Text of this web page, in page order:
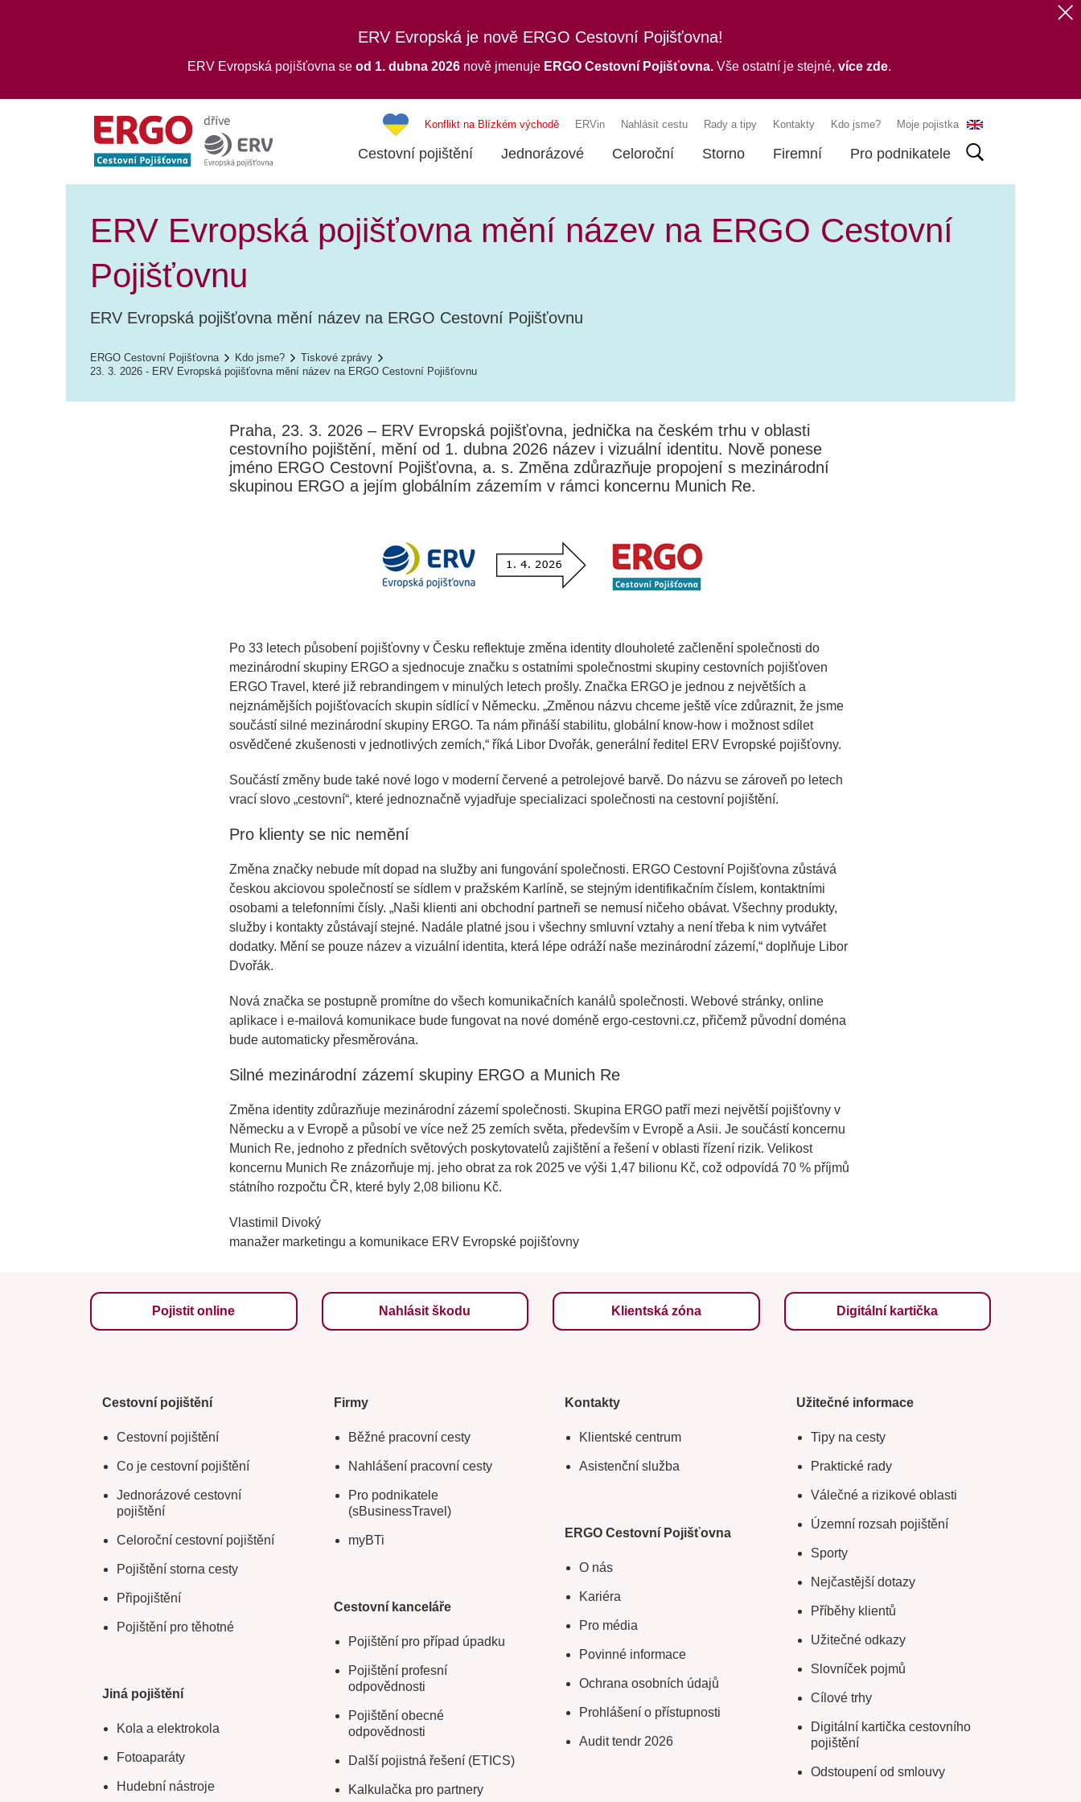
ERV Evropská je nově ERGO Cestovní Pojišťovna!
ERV Evropská pojišťovna se od 1. dubna 2026 nově jmenuje ERGO Cestovní Pojišťovna.Vše ostatní je stejné, více zde.
Konflikt na Blízkém východě ERVin Nahlásit cestu Rady a tipy Kontakty Kdo jsme? Moje pojistka
Cestovní pojištění Jednorázové Celoroční Storno Firemní Pro podnikatele
ERV Evropská pojišťovna mění název na ERGO Cestovní
Pojišťovnu
ERV Evropská pojišťovna mění název na ERGO Cestovní Pojišťovnu
ERGO Cestovní Pojišťovna Kdo jsme?
Tiskové zprávy
23. 3. 2026 - ERV Evropská pojišťovna mění název na ERGO Cestovní Pojišťovnu
Praha, 23. 3. 2026 – ERV Evropská pojišťovna, jednička na českém trhu v oblasti
cestovního pojištění, mění od 1. dubna 2026 název i vizuální identitu. Nově ponese
jméno ERGO Cestovní Pojišťovna, a. s. Změna zdůrazňuje propojení s mezinárodní
skupinou ERGO a jejím globálním zázemím v rámci koncernu Munich Re.
Po 33 letech působení pojišťovny v Česku reflektuje změna identity dlouholeté začlenění společnosti do
mezinárodní skupiny ERGO a sjednocuje značku s ostatními společnostmi skupiny cestovních pojišťoven
ERGO Travel, které již rebrandingem v minulých letech prošly. Značka ERGO je jednou z největších a
nejznámějších pojišťovacích skupin sídlící v Německu. „Změnou názvu chceme ještě více zdůraznit, že jsme
součástí silné mezinárodní skupiny ERGO. Ta nám přináší stabilitu, globální know-how i možnost sdílet
osvědčené zkušenosti v jednotlivých zemích,“ říká Libor Dvořák, generální ředitel ERV Evropské pojišťovny.
Součástí změny bude také nové logo v moderní červené a petrolejové barvě. Do názvu se zároveň po letech
vrací slovo „cestovní“, které jednoznačně vyjadřuje specializaci společnosti na cestovní pojištění.
Pro klienty se nic nemění
Změna značky nebude mít dopad na služby ani fungování společnosti. ERGO Cestovní Pojišťovna zůstává
českou akciovou společností se sídlem v pražském Karlíně, se stejným identifikačním číslem, kontaktními
osobami a telefonními čísly. „Naši klienti ani obchodní partneři se nemusí ničeho obávat. Všechny produkty,
služby i kontakty zůstávají stejné. Nadále platné jsou i všechny smluvní vztahy a není třeba k nim vytvářet
dodatky. Mění se pouze název a vizuální identita, která lépe odráží naše mezinárodní zázemí,“ doplňuje Libor
Dvořák.
Nová značka se postupně promítne do všech komunikačních kanálů společnosti. Webové stránky, online
aplikace i e-mailová komunikace bude fungovat na nové doméně ergo-cestovni.cz, přičemž původní doména
bude automaticky přesměrována.
Silné mezinárodní zázemí skupiny ERGO a Munich Re
Změna identity zdůrazňuje mezinárodní zázemí společnosti. Skupina ERGO patří mezi největší pojišťovny v
Německu a v Evropě a působí ve více než 25 zemích světa, především v Evropě a Asii. Je součástí koncernu
Munich Re, jednoho z předních světových poskytovatelů zajištění a řešení v oblasti řízení rizik. Velikost
koncernu Munich Re znázorňuje mj. jeho obrat za rok 2025 ve výši 1,47 bilionu Kč, což odpovídá 70 % příjmů
státního rozpočtu ČR, které byly 2,08 bilionu Kč.
Vlastimil Divoký
manažer marketingu a komunikace ERV Evropské pojišťovny
Pojistit online Nahlásit škodu Klientská zóna Digitální kartička
Cestovní pojištění
Cestovní pojištění
Co je cestovní pojištění
Jednorázové cestovní
pojištění
Celoroční cestovní pojištění
Pojištění storna cesty
Připojištění
Pojištění pro těhotné
Jiná pojištění
Kola a elektrokola
Fotoaparáty
Hudební nástroje
Firmy
Běžné pracovní cesty
Nahlášení pracovní cesty
Pro podnikatele
(sBusinessTravel)
myBTi
Cestovní kanceláře
Pojištění pro případ úpadku
Pojištění profesní
odpovědnosti
Pojištění obecné
odpovědnosti
Další pojistná řešení (ETICS)
Kalkulačka pro partnery
Kontakty
Klientské centrum
Asistenční služba
ERGO Cestovní Pojišťovna
O nás
Kariéra
Pro média
Povinné informace
Ochrana osobních údajů
Prohlášení o přístupnosti
Audit tendr 2026
Užitečné informace
Tipy na cesty
Praktické rady
Válečné a rizikové oblasti
Územní rozsah pojištění
Sporty
Nejčastější dotazy
Příběhy klientů
Užitečné odkazy
Slovníček pojmů
Cílové trhy
Digitální kartička cestovního
pojištění
Odstoupení od smlouvy